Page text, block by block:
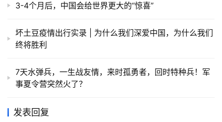
3-4个月后，中国会给世界更大的“惊喜”
坏土豆疫情出行实录 | 为什么我们深爱中国，为什么我们
终将胜利
7天水弹兵，一生战友情，来时孤勇者，回时特种兵！军
事夏令营突然火了？
发表回复